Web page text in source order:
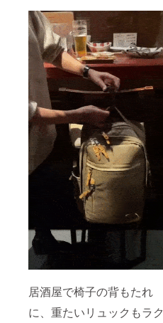
居酒屋で椅子の背もたれ
に、重たいリュックもラク